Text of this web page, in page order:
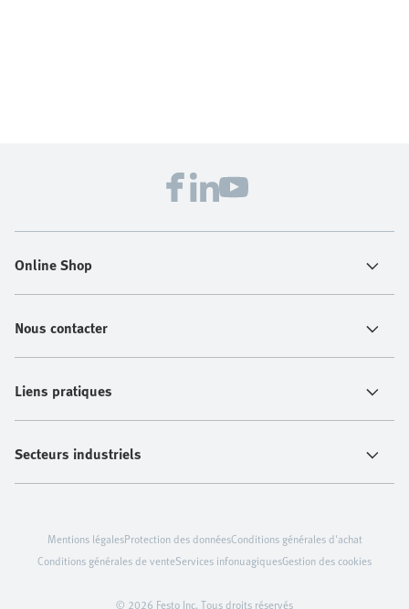
Online Shop
Nous contacter
Liens pratiques
Secteurs industriels
© 2026 Festo Inc. Tous droits réservés
Mentions légalesProtection des donnéesConditions générales d'achat
Conditions générales de venteServices infonuagiquesGestion des cookies